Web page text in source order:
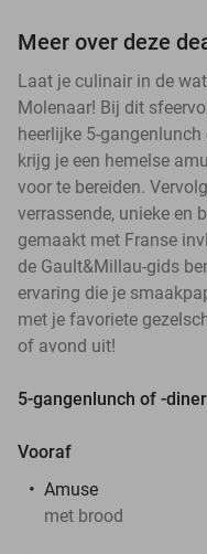
Meer over deze
Laat je culinair in de
Molenaar! Bij dit
heerlijke 5-
krijg je een hemelse
voor te bereiden.
verrassende, unieke en
gemaakt met Franse
de Gault&Millau-gids
ervaring die je
met je favoriete
of avond uit!
5-gangenlunch of -
Vooraf
Amuse
met brood